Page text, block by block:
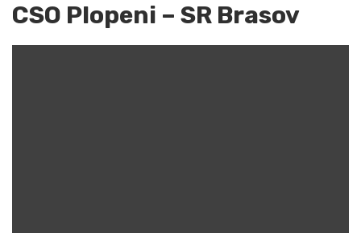
CSO Plopeni – SR Brasov